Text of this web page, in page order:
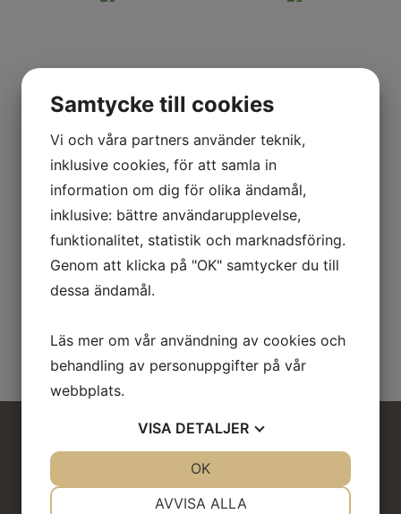
Koltrast/Blackbird -
Vingpar, Höna
65kr
Koltrast/Blackbird -
Vingpar, Tupp
70kr
Information
Samtycke till cookies
Vi och våra partners använder teknik,
inklusive cookies, för att samla in
information om dig för olika ändamål,
inklusive: bättre användarupplevelse,
funktionalitet, statistik och marknadsföring.
Genom att klicka på "OK" samtycker du till
dessa ändamål.
Läs mer om vår användning av cookies och
behandling av personuppgifter på vår
webbplats.
VISA DETALJER
AVVISA ALLA
OK